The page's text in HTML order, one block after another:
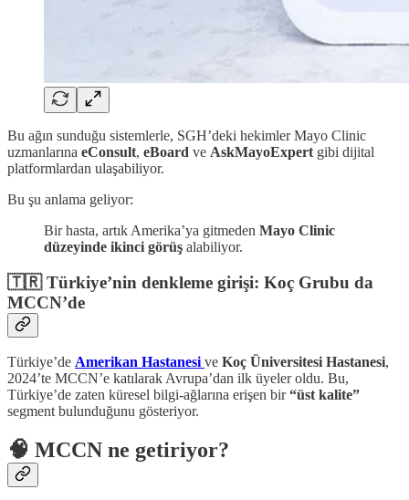
Bu ağın sunduğu sistemlerle, SGH’deki hekimler Mayo Clinic
uzmanlarına eConsult, eBoard ve AskMayoExpert gibi dijital
platformlardan ulaşabiliyor.
Bu şu anlama geliyor:
Bir hasta, artık Amerika’ya gitmeden Mayo Clinic
düzeyinde ikinci görüş alabiliyor.
🇹🇷 Türkiye’nin denkleme girişi: Koç Grubu da
MCCN’de
Türkiye’de Amerikan Hastanesi ve Koç Üniversitesi Hastanesi,
2024’te MCCN’e katılarak Avrupa’dan ilk üyeler oldu. Bu,
Türkiye’de zaten küresel bilgi-ağlarına erişen bir“üst kalite”
segment bulunduğunu gösteriyor.
🧠 MCCN ne getiriyor?